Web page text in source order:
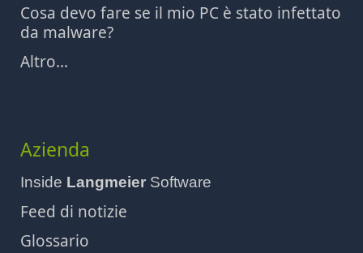
Cosa devo fare se il mio PC è stato infettato
da malware?
Altro...
Azienda
Inside Langmeier Software
Feed di notizie
Glossario